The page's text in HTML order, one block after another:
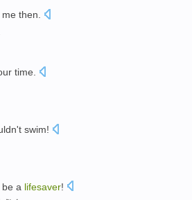
me then
time
swim!
be a lifesaver!